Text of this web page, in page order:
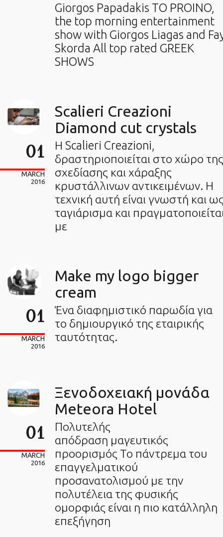
Giorgos Papadakis TO PROINO,
the top morning entertainment
show with Giorgos Liagas and
Skorda All top rated GREEK
SHOWS
01
MARCH
2016
Scalieri Creazioni
Diamond cut crystals
Η Scalieri Creazioni,
δραστηριοποιείται στο χώρο της
σχεδίασης και χάραξης
κρυστάλλινων αντικειμένων. Η
τεχνική αυτή είναι γνωστή και
ταγιάρισμα και
με
01
MARCH
2016
Make my logo bigger
cream
Ένα διαφημιστικό παρωδία για
το δημιουργικό της εταιρικής
ταυτότητας.
01
MARCH
2016
Ξενοδοχειακή μονάδα
Meteora Hotel
Πολυτελής
απόδραση μαγευτικός
προορισμός Το πάντρεμα του
επαγγελματικού
προσανατολισμού με την
πολυτέλεια της φυσικής
ομορφιάς είναι η πιο κατάλληλη
επεξήγηση